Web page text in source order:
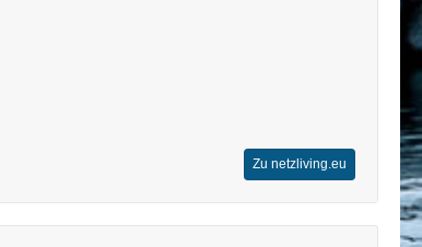
Zu netzliving.eu